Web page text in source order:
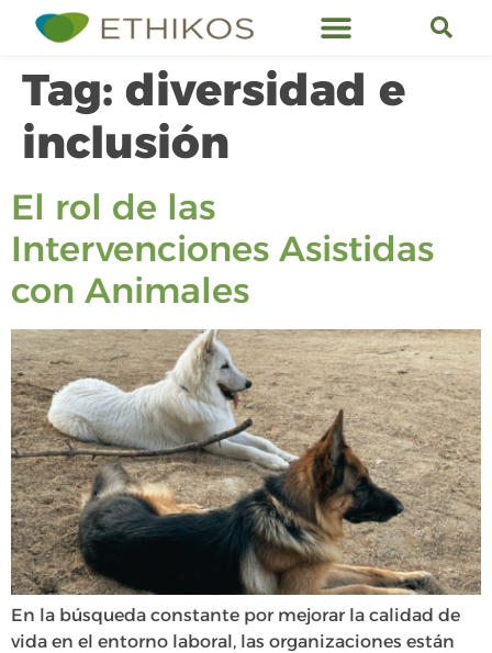
Tag: diversidad e
inclusión
El rol de las
Intervenciones Asistidas
con Animales
En la búsqueda constante por mejorar la calidad de
vida en el entorno laboral, las organizaciones están